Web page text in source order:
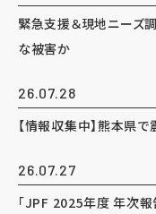
緊急支援＆現地ニーズ
な被害か
26.07.28
【情報収集中】熊本県
26.07.27
「JPF 2025年度 年次報